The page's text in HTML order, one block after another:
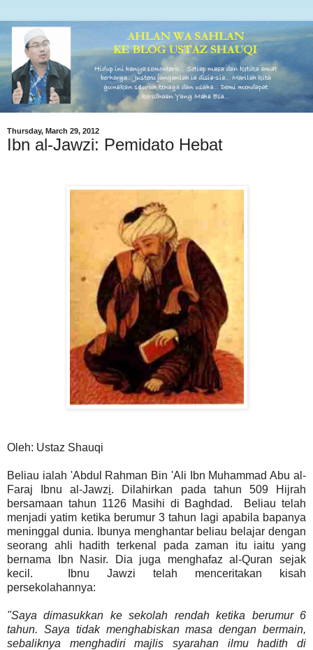
Thursday, March 29, 2012
Ibn al-Jawzi: Pemidato Hebat
Oleh: Ustaz Shauqi
Beliau ialah 'Abdul Rahman Bin 'Ali Ibn Muhammad Abu al-
Faraj Ibnu al-Jawzi. Dilahirkan pada tahun 509 Hijrah
bersamaan tahun 1126 Masihi di Baghdad.
Beliau telah
menjadi yatim ketika berumur 3 tahun lagi apabila bapanya
meninggal dunia. Ibunya menghantar beliau belajar dengan
seorang ahli hadith terkenal pada zaman itu iaitu yang
bernama Ibn Nasir. Dia juga menghafaz al-Quran sejak
kecil.
Ibnu Jawzi telah menceritakan kisah
persekolahannya:
"Saya dimasukkan ke sekolah rendah ketika berumur 6
tahun. Saya tidak menghabiskan masa dengan bermain,
sebaliknya menghadiri majlis syarahan ilmu hadith di